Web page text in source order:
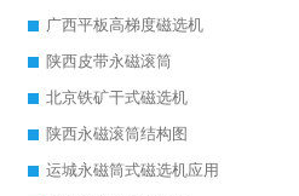
广西平板高梯度磁选机
陕西皮带永磁滚筒
北京铁矿干式磁选机
陕西永磁滚筒结构图
运城永磁筒式磁选机应用